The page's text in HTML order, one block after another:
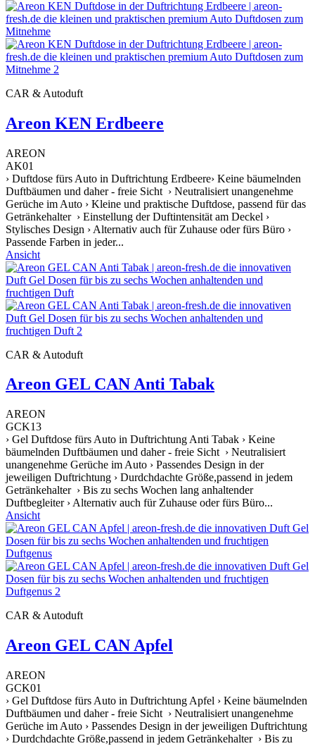
CAR & Autoduft
Areon KEN Erdbeere
AREON
AK01
› Duftdose fürs Auto in Duftrichtung Erdbeere› Keine bäumelnden
Duftbäumen und daher - freie Sicht › Neutralisiert unangenehme
Gerüche im Auto › Kleine und praktische Duftdose, passend für das
Getränkehalter › Einstellung der Duftintensität am Deckel ›
Stylisches Design › Alternativ auch für Zuhause oder fürs Büro ›
Passende Farben in jeder...
Ansicht
CAR & Autoduft
Areon GEL CAN Anti Tabak
AREON
GCK13
› Gel Duftdose fürs Auto in Duftrichtung Anti Tabak › Keine
bäumelnden Duftbäumen und daher - freie Sicht › Neutralisiert
unangenehme Gerüche im Auto › Passendes Design in der
jeweiligen Duftrichtung › Durdchdachte Größe,passend in jedem
Getränkehalter › Bis zu sechs Wochen lang anhaltender
Duftbegleiter › Alternativ auch für Zuhause oder fürs Büro...
Ansicht
CAR & Autoduft
Areon GEL CAN Apfel
AREON
GCK01
› Gel Duftdose fürs Auto in Duftrichtung Apfel › Keine bäumelnden
Duftbäumen und daher - freie Sicht › Neutralisiert unangenehme
Gerüche im Auto › Passendes Design in der jeweiligen Duftrichtung
› Durdchdachte Größe,passend in jedem Getränkehalter › Bis zu